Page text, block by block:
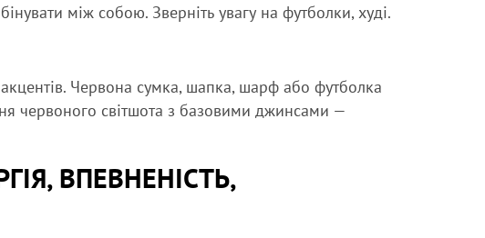
між собою. Зверніть увагу на футболки, худі.
Червона сумка, шапка, шарф або футболка
червоного світшота з базовими джинсами —
ВПЕВНЕНІСТЬ,